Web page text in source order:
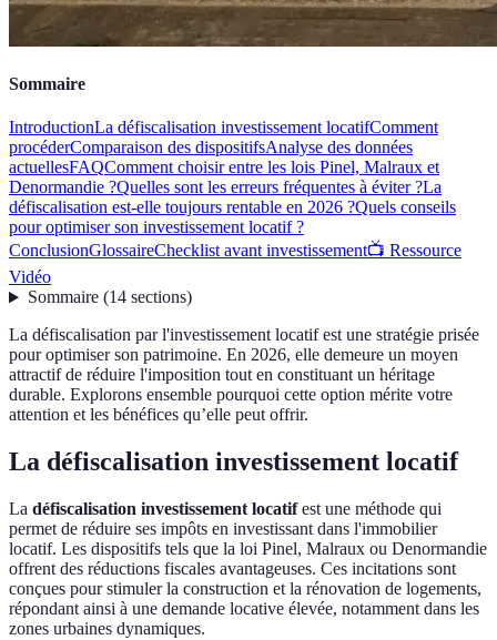
Sommaire
IntroductionLa défiscalisation investissement locatifComment
procéderComparaison des dispositifsAnalyse des données
actuellesFAQComment choisir entre les lois Pinel, Malraux et
Denormandie ?Quelles sont les erreurs fréquentes à éviter ?La
défiscalisation est-elle toujours rentable en 2026 ?Quels conseils
pour optimiser son investissement locatif ?
ConclusionGlossaireChecklist avant investissement📺 Ressource
Vidéo
Sommaire(14 sections)
La défiscalisation par l'investissement locatif est une stratégie prisée
pour optimiser son patrimoine. En 2026, elle demeure un moyen
attractif de réduire l'imposition tout en constituant un héritage
durable. Explorons ensemble pourquoi cette option mérite votre
attention et les bénéfices qu’elle peut offrir.
La défiscalisation investissement locatif
La défiscalisation investissement locatifest une méthode qui
permet de réduire ses impôts en investissant dans l'immobilier
locatif. Les dispositifs tels que la loi Pinel, Malraux ou Denormandie
offrent des réductions fiscales avantageuses. Ces incitations sont
conçues pour stimuler la construction et la rénovation de logements,
répondant ainsi à une demande locative élevée, notamment dans les
zones urbaines dynamiques.